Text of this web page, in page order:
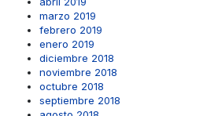
marzo 2019
febrero 2019
enero 2019
diciembre 2018
noviembre 2018
octubre 2018
septiembre 2018